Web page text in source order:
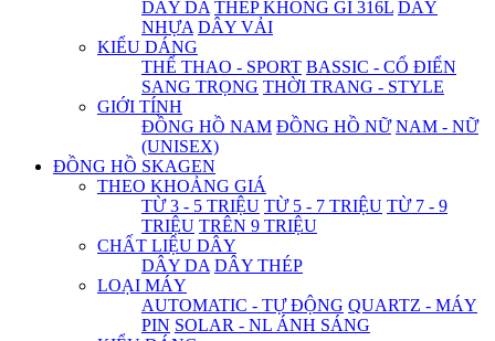
DÂY DA THÉP KHÔNG GỈ 316L DÂY
NHỰA DÂY VẢI
KIỂU DÁNG
THỂ THAO - SPORT BASSIC - CỔ ĐIỂN
SANG TRỌNG THỜI TRANG - STYLE
GIỚI TÍNH
ĐỒNG HỒ NAM ĐỒNG HỒ NỮ NAM - NỮ
(UNISEX)
ĐỒNG HỒ SKAGEN
THEO KHOẢNG GIÁ
TỪ 3 - 5 TRIỆU TỪ 5 - 7 TRIỆU TỪ 7 - 9
TRIỆU TRÊN 9 TRIỆU
CHẤT LIỆU DÂY
DÂY DA DÂY THÉP
LOẠI MÁY
AUTOMATIC - TỰ ĐỘNG QUARTZ - MÁY
PIN SOLAR - NL ÁNH SÁNG